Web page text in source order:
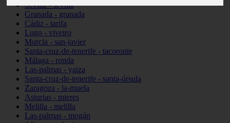
Sevilla - sevilla
Granada - granada
Cádiz - tarifa
Lugo - viveiro
Murcia - san-javier
Santa-cruz-de-tenerife - tacoronte
Málaga - ronda
Las-palmas - yaiza
Santa-cruz-de-tenerife - santa-úrsula
Zaragoza - la-muela
Asturias - mieres
Melilla - melilla
Las-palmas - mogán